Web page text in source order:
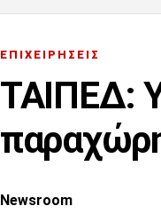
ΕΠΙΧΕΙΡΗΣΕΙΣ
ΤΑΙΠΕΔ:
Newsroom